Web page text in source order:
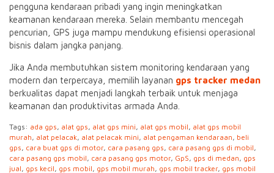
pengguna kendaraan pribadi yang ingin meningkatkan
keamanan kendaraan mereka. Selain membantu mencegah
pencurian, GPS juga mampu mendukung efisiensi operasional
bisnis dalam jangka panjang.
Jika Anda membutuhkan sistem monitoring kendaraan yang
modern dan terpercaya, memilih layanan gps tracker medan
berkualitas dapat menjadi langkah terbaik untuk menjaga
keamanan dan produktivitas armada Anda.
Tags: ada gps, alat gps, alat gps mini, alat gps mobil, alat gps mobil
murah, alat pelacak, alat pelacak mini, alat pengaman kendaraan, beli
gps, cara buat gps di motor, cara pasang gps, cara pasang gps di mobil,
cara pasang gps mobil, cara pasang gps motor, GpS, gps di medan, gps
jual, gps kecil, gps mobil, gps mobil murah, gps mobil tracker, gps mobil